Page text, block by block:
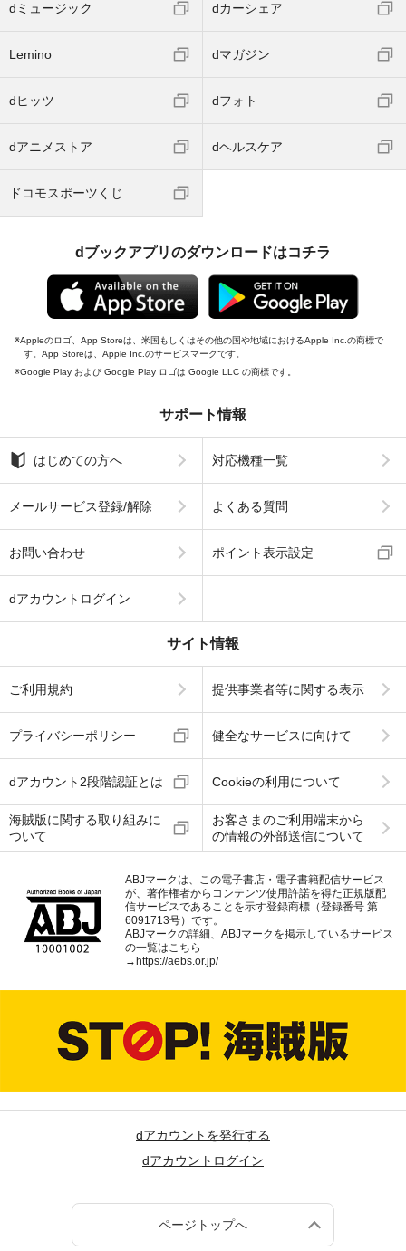
dミュージック dカーシェア
Lemino dマガジン
dヒッツ dフォト
dアニメストア dヘルスケア
ドコモスポーツくじ
dブックアプリのダウンロードはコチラ
Appleのロゴ、App Storeは、米国もしくはその他の国や地域におけるApple Inc.の商標で
す。App Storeは、Apple Inc.のサービスマークです。
Google Play および Google Play ロゴは Google LLC の商標です。
サポート情報
はじめての方へ 対応機種一覧
メールサービス登録/解除 よくある質問
お問い合わせ ポイント表示設定
dアカウントログイン
サイト情報
ご利用規約 提供事業者等に関する表示
プライバシーポリシー 健全なサービスに向けて
dアカウント2段階認証とは Cookieの利用について
海賊版に関する取り組みに
ついて
お客さまのご利用端末から
の情報の外部送信について
ABJマークは、この電子書店・電子書籍配信サービス
が、著作権者からコンテンツ使用許諾を得た正規版配
信サービスであることを示す登録商標（登録番号 第
6091713号）です。
ABJマークの詳細、ABJマークを掲示しているサービス
の一覧はこちら
→ https://aebs.or.jp/
dアカウントを発行する
dアカウントログイン
ページトップへ